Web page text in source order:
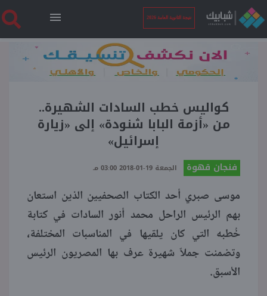
نتيجة الثانوية العامة 2026
الرئيسية
نتيجة الثانوية العامة 2026
أخبار ساخنة
بوابة الطلبة
ملفات
كواليس خطب السادات الشهيرة..
من «أزمة البابا شنودة» إلى «زيارة
إسرائيل»
فنجان قهوة الجمعة 19-01-2018 03:00 مـ
موسى صبري أحد الكتاب الصحفيين الذين استعان
بهم الرئيس الراحل محمد أنور السادات في كتابة
خُطبه التي كان يلقيها في المناسبات المختلفة،
وتضمنت جملاً شهيرة عرف بها المصريون الرئيس
الأسبق.